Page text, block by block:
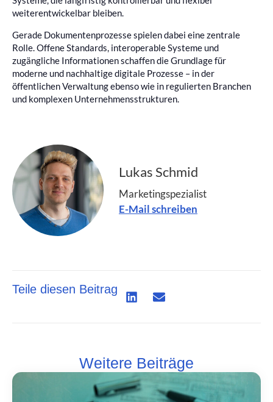
weiterentwickelbar bleiben.
Gerade Dokumentenprozesse spielen dabei eine zentrale
Rolle. Offene Standards, interoperable Systeme und
zugängliche Informationen schaffen die Grundlage für
moderne und nachhaltige digitale Prozesse – in der
öffentlichen Verwaltung ebenso wie in regulierten Branchen
und komplexen Unternehmensstrukturen.
Lukas Schmid
Marketingspezialist
E-Mail schreiben
Teile diesen Beitrag
Weitere Beiträge